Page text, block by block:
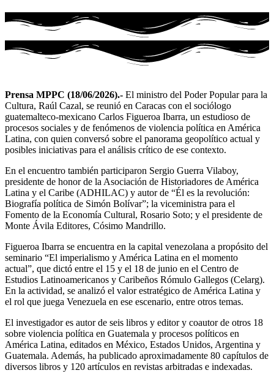
Prensa MPPC (18/06/2026).- El ministro del Poder Popular para la
Cultura, Raúl Cazal, se reunió en Caracas con el sociólogo
guatemalteco-mexicano Carlos Figueroa Ibarra, un estudioso de
procesos sociales y de fenómenos de violencia política en América
Latina, con quien conversó sobre el panorama geopolítico actual y
posibles iniciativas para el análisis crítico de ese contexto.
En el encuentro también participaron Sergio Guerra Vilaboy,
presidente de honor de la Asociación de Historiadores de América
Latina y el Caribe (ADHILAC) y autor de “Él es la revolución:
Biografía política de Simón Bolívar”; la viceministra para el
Fomento de la Economía Cultural, Rosario Soto; y el presidente de
Monte Ávila Editores, Cósimo Mandrillo.
Figueroa Ibarra se encuentra en la capital venezolana a propósito del
seminario “El imperialismo y América Latina en el momento
actual”, que dictó entre el 15 y el 18 de junio en el Centro de
Estudios Latinoamericanos y Caribeños Rómulo Gallegos (Celarg).
En la actividad, se analizó el valor estratégico de América Latina y
el rol que juega Venezuela en ese escenario, entre otros temas.
El investigador es autor de seis libros y editor y coautor de otros 18
sobre violencia política en Guatemala y procesos políticos en
América Latina, editados en México, Estados Unidos, Argentina y
Guatemala. Además, ha publicado aproximadamente 80 capítulos de
diversos libros y 120 artículos en revistas arbitradas e indexadas.